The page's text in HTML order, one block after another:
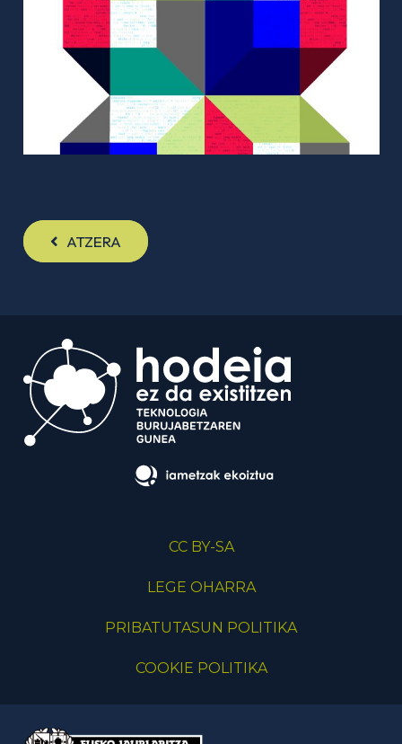
ATZERA
CC BY-SA
LEGE OHARRA
PRIBATUTASUN POLITIKA
COOKIE POLITIKA